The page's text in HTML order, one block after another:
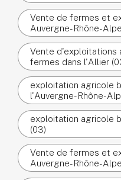
Vente de fermes et
Auvergne-Rhône-
Vente d'exploitations
fermes dans l'Allier
exploitation agricole
l'Auvergne-Rhône-
exploitation agricole
(03)
Vente de fermes et
Auvergne-Rhône-